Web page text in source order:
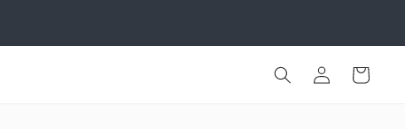
sessão
Carrinho